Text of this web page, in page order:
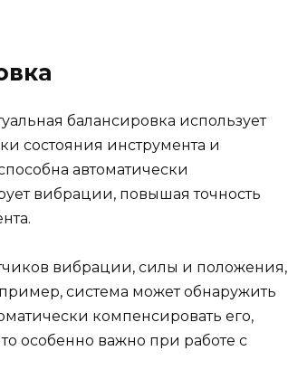
балансировка использует
состояния инструмента и
автоматически
вибрации, повышая точность
вибрации, силы и положения,
система может обнаружить
компенсировать его,
особенно важно при работе с